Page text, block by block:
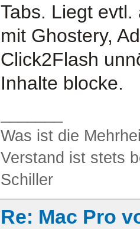
Tabs. Liegt
mit Ghostery,
Click2Flash
Inhalte blocke.
Was ist die
Verstand ist stets
Schiller
Re: Mac Pro